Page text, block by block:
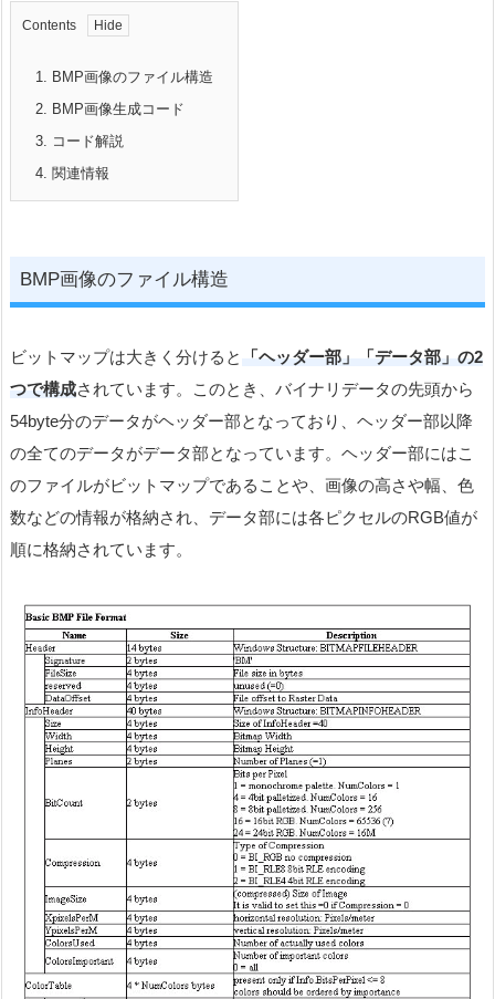
Contents
1.
BMP画像のファイル構造
2. BMP画像生成コード
3.
コード解説
4. 関連情報
BMP画像のファイル構造
ビットマップは大きく分けると
「ヘッダー部」「データ部」の2
つで構成されています。このとき、バイナリデータの先頭から
54byte分のデータがヘッダー部となっており、ヘッダー部以降
の全てのデータがデータ部となっています。ヘッダー部にはこ
のファイルがビットマップであることや、画像の高さや幅、色
数などの情報が格納され、データ部には各ピクセルのRGB値が
順に格納されています。